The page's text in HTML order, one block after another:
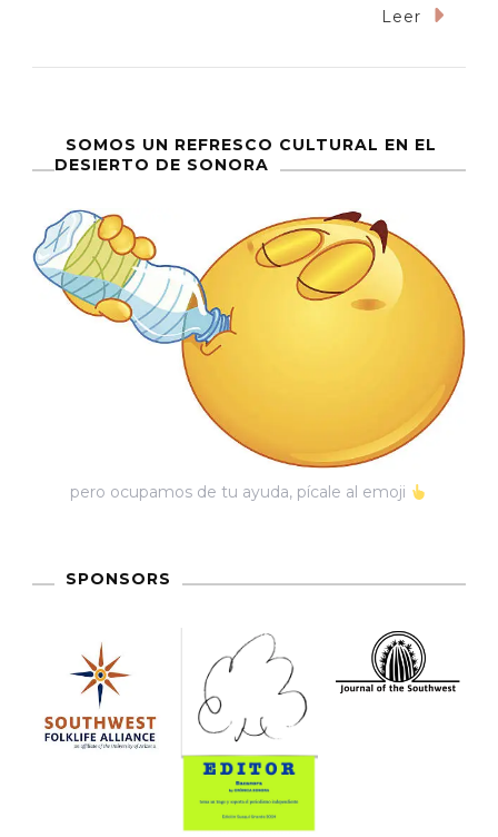
Yo
Gloria
Y
La
Leer
SOMOS UN REFRESCO CULTURAL EN EL
DESIERTO DE SONORA
pero ocupamos de tu ayuda, pícale al emoji
SPONSORS